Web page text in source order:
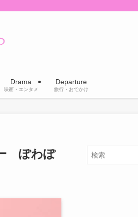
Drama
映画・エンタメ
Departure
旅行・おでかけ
ぽわぽ